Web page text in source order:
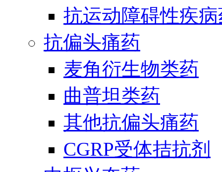
抗运动障碍性疾
抗偏头痛药
麦角衍生物类药
曲普坦类药
其他抗偏头痛药
CGRP受体拮抗剂